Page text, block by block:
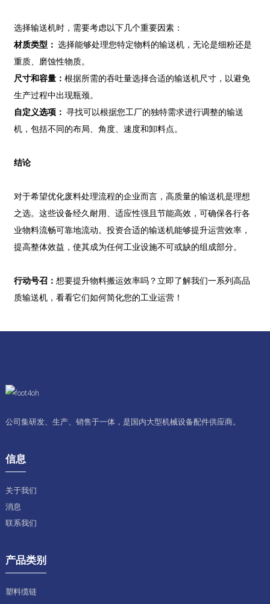
选择输送机时，需要考虑以下几个重要因素：
材质类型： 选择能够处理您特定物料的输送机，无论是细粉还是
重质、磨蚀性物质。
尺寸和容量： 根据所需的吞吐量选择合适的输送机尺寸，以避免
生产过程中出现瓶颈。
自定义选项： 寻找可以根据您工厂的独特需求进行调整的输送
机，包括不同的布局、角度、速度和卸料点。
结论
对于希望优化废料处理流程的企业而言，高质量的输送机是理想
之选。这些设备经久耐用、适应性强且节能高效，可确保各行各
业物料流畅可靠地流动。投资合适的输送机能够提升运营效率，
提高整体效益，使其成为任何工业设施不可或缺的组成部分。
行动号召： 想要提升物料搬运效率吗？立即了解我们一系列高品
质输送机，看看它们如何简化您的工业运营！
公司集研发、生产、销售于一体，是国内大型机械设备配件供应商。
信息
关于我们
消息
联系我们
产品类别
塑料缆链